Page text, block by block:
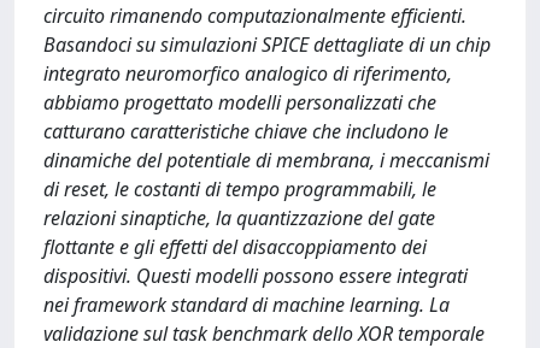
circuito rimanendo computazionalmente efficienti.
Basandoci su simulazioni SPICE dettagliate di un chip
integrato neuromorfico analogico di riferimento,
abbiamo progettato modelli personalizzati che
catturano caratteristiche chiave che includono le
dinamiche del potentiale di membrana, i meccanismi
di reset, le costanti di tempo programmabili, le
relazioni sinaptiche, la quantizzazione del gate
flottante e gli effetti del disaccoppiamento dei
dispositivi. Questi modelli possono essere integrati
nei framework standard di machine learning. La
validazione sul task benchmark dello XOR temporale